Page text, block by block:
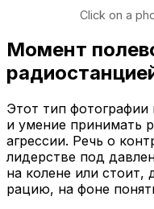
Click on a
Момент
Этот тип фотографии
и умение принимать
агрессии. Речь о
лидерстве под
на колене или стоит,
рацию, на фоне